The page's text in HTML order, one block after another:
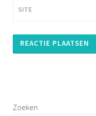
SITE
Zoeken